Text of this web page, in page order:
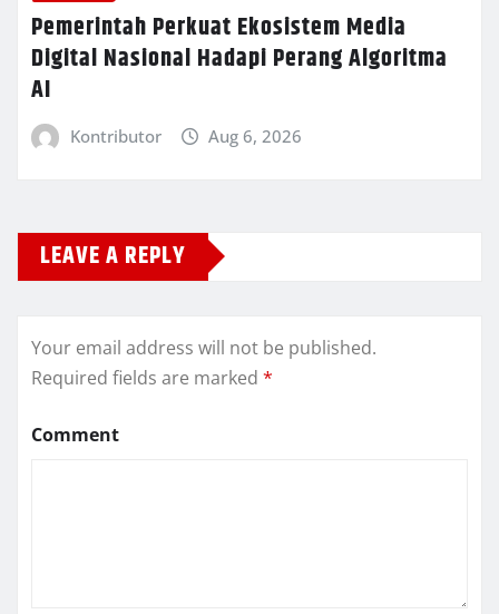
Pemerintah Perkuat Ekosistem Media
Digital Nasional Hadapi Perang Algoritma
AI
Kontributor Aug 6, 2026
LEAVE A REPLY
Your email address will not be published.
Required fields are marked *
Comment